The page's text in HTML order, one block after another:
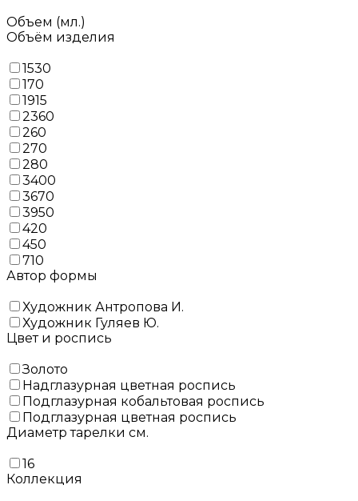
Объем (мл.)
Объём изделия
1530
170
1915
2360
260
270
280
3400
3670
3950
420
450
710
Автор формы
Художник Антропова И.
Художник Гуляев Ю.
Цвет и роспись
Золото
Надглазурная цветная роспись
Подглазурная кобальтовая роспись
Подглазурная цветная роспись
Диаметр тарелки см.
16
Коллекция